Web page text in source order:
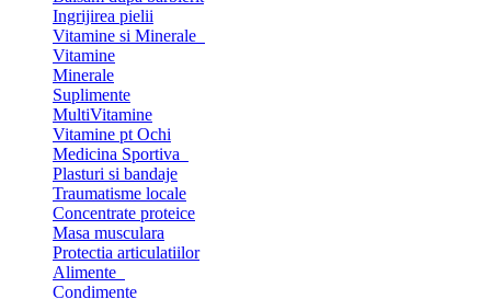
Ingrijirea pielii
Vitamine si Minerale
Vitamine
Minerale
Suplimente
MultiVitamine
Vitamine pt Ochi
Medicina Sportiva
Plasturi si bandaje
Traumatisme locale
Concentrate proteice
Masa musculara
Protectia articulatiilor
Alimente
Condimente